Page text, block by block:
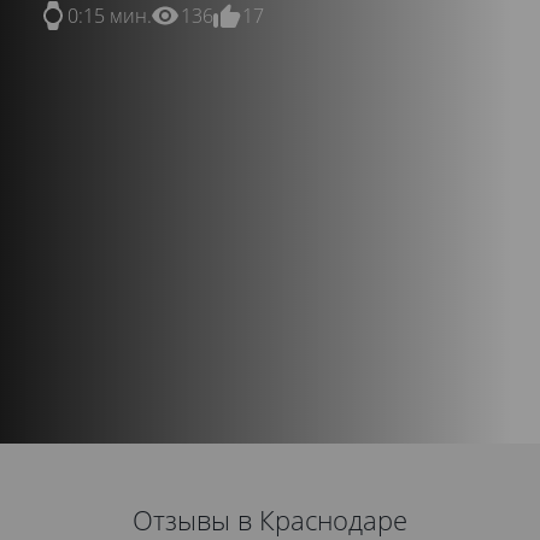
0:15 мин. 136 17
Отзывы в Краснодаре